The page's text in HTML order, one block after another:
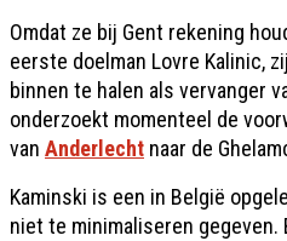
Omdat ze bij Gent rekening
eerste doelman Lovre Kalinic,
binnen te halen als vervanger
onderzoekt momenteel de
van Anderlecht naar de
Kaminski is een in België
niet te minimaliseren